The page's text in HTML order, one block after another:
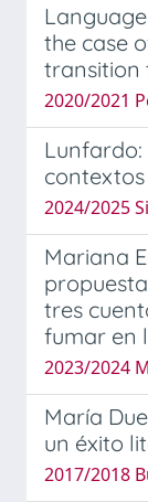
the case
transition
2020/2021
2024/2025
Mariana
tres
fumar en
2023/2024
María
un éxito
2017/2018